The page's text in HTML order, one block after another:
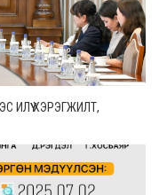
ИЛҮҮ ХЭРЭГЖИЛТ,